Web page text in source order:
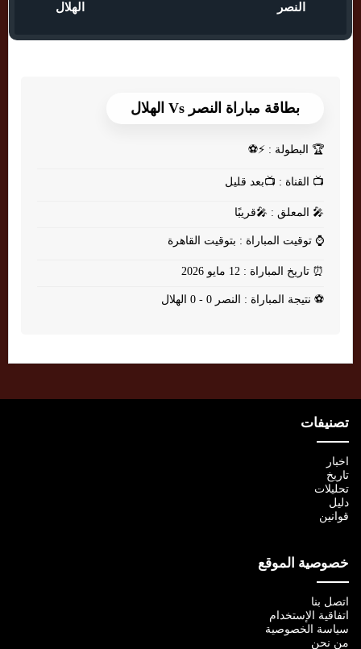
النصر الهلال
بطاقة مباراة النصر Vs الهلال
🏆 البطولة : ⚡⚽
📺 القناة : 📺بعد قليل
🎤 المعلق : 🎤قريبًا
⌚ توقيت المباراة : بتوقيت القاهرة
⏰ تاريخ المباراة : 12 مايو 2026
⚽ نتيجة المباراة : النصر 0 - 0 الهلال
تصنيفات
اخبار
تاريخ
تحليلات
دليل
قوانين
خصوصية الموقع
اتصل بنا
اتفاقية الإستخدام
سياسة الخصوصية
من نحن